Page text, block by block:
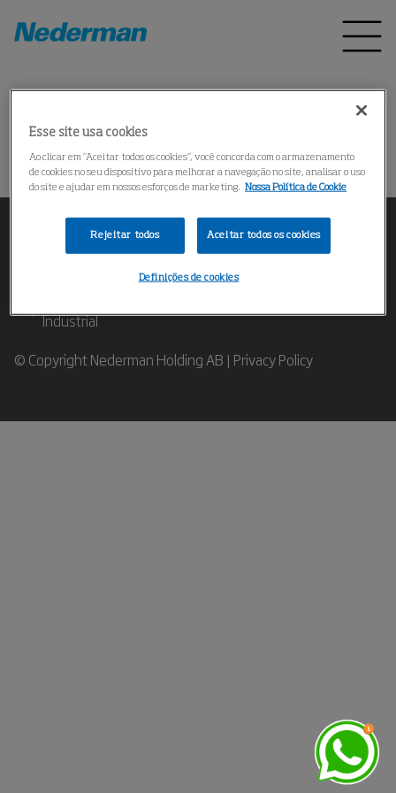
Pagina inicial Produtos *
Could not find the product
Industrial
© Copyright Nederman Holding AB | Privacy Policy
Esse site usa cookies
Ao clicar em “Aceitar todos os cookies”, você concorda com o armazenamento
de cookies no seu dispositivo para melhorar a navegação no site, analisar o uso
do site e ajudar em nossos esforços de marketing. Nossa Política de Cookie
Rejeitar todos Aceitar todos os cookies
Definições de cookies